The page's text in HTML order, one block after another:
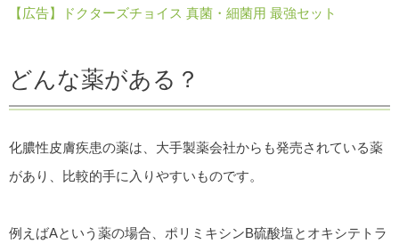
【広告】ドクターズチョイス 真菌・細菌用 最強セット
どんな薬がある？
化膿性皮膚疾患の薬は、大手製薬会社からも発売されている薬
があり、比較的手に入りやすいものです。
例えばAという薬の場合、ポリミキシンB硫酸塩とオキシテトラ